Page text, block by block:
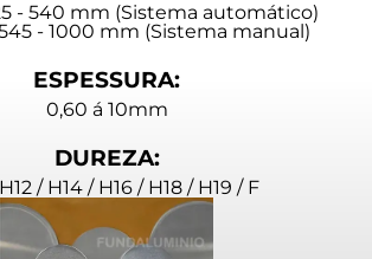
- 540 mm (Sistema automático)
- 1000 mm (Sistema manual)
ESPESSURA:
0,60 á 10mm
DUREZA:
/ H14 / H16 / H18 / H19 / F